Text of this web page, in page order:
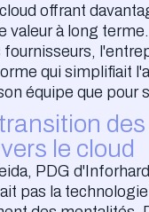
offrant
valeur à long
qui simplifiait
équipe que pour
le cloud
PDG
pas la